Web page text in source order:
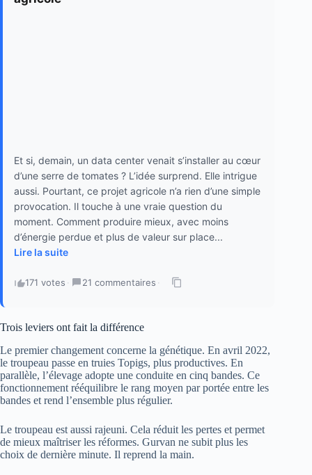
Et si, demain, un data center venait s’installer au cœur
d’une serre de tomates ? L’idée surprend. Elle intrigue
aussi. Pourtant, ce projet agricole n’a rien d’une simple
provocation. Il touche à une vraie question du
moment. Comment produire mieux, avec moins
d’énergie perdue et plus de valeur sur place...
Lire la suite
171 votes · 21 commentaires ·
Trois leviers ont fait la différence
Le premier changement concerne la génétique. En avril 2022,
le troupeau passe en truies Topigs, plus productives. En
parallèle, l’élevage adopte une conduite en cinq bandes. Ce
fonctionnement rééquilibre le rang moyen par portée entre les
bandes et rend l’ensemble plus régulier.
Le troupeau est aussi rajeuni. Cela réduit les pertes et permet
de mieux maîtriser les réformes. Gurvan ne subit plus les
choix de dernière minute. Il reprend la main.